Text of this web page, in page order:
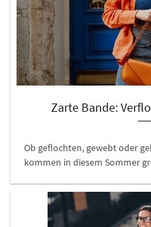
Zarte Bande:
Ob geflochten, gewebt oder
kommen in diesem Sommer